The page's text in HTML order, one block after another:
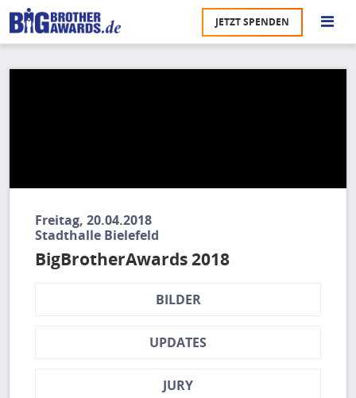
Direkt
zum
Inhalt
JETZT SPENDEN
Freitag, 20.04.2018
Stadthalle Bielefeld
BigBrotherAwards 2018
BILDER
UPDATES
JURY